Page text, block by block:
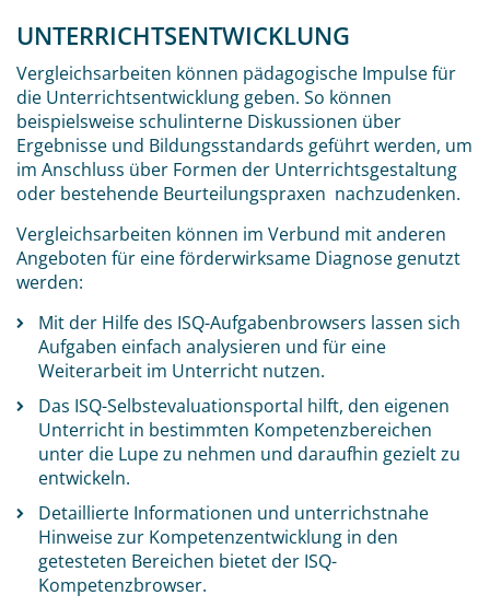
UNTERRICHTSENTWICKLUNG
Vergleichsarbeiten können pädagogische Impulse für
die Unterrichtsentwicklung geben. So können
beispielsweise schulinterne Diskussionen über
Ergebnisse und Bildungsstandards geführt werden, um
im Anschluss über Formen der Unterrichtsgestaltung
oder bestehende Beurteilungspraxen nachzudenken.
Vergleichsarbeiten können im Verbund mit anderen
Angeboten für eine förderwirksame Diagnose genutzt
werden:
Mit der Hilfe des ISQ-Aufgabenbrowsers lassen sich
Aufgaben einfach analysieren und für eine
Weiterarbeit im Unterricht nutzen.
Das ISQ-Selbstevaluationsportal hilft, den eigenen
Unterricht in bestimmten Kompetenzbereichen
unter die Lupe zu nehmen und daraufhin gezielt zu
entwickeln.
Detaillierte Informationen und unterrichstnahe
Hinweise zur Kompetenzentwicklung in den
getesteten Bereichen bietet der ISQ-
Kompetenzbrowser.